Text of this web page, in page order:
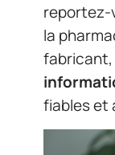
reportez-
la
fabricant,
fiables et